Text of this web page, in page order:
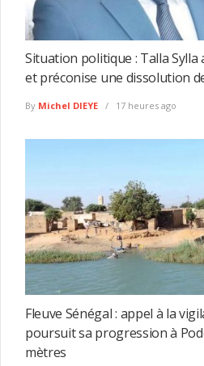
Situation politique : Talla Sylla
et préconise une dissolution
By Michel DIEYE 17 heures ago
Fleuve Sénégal : appel à la
poursuit sa progression à
mètres